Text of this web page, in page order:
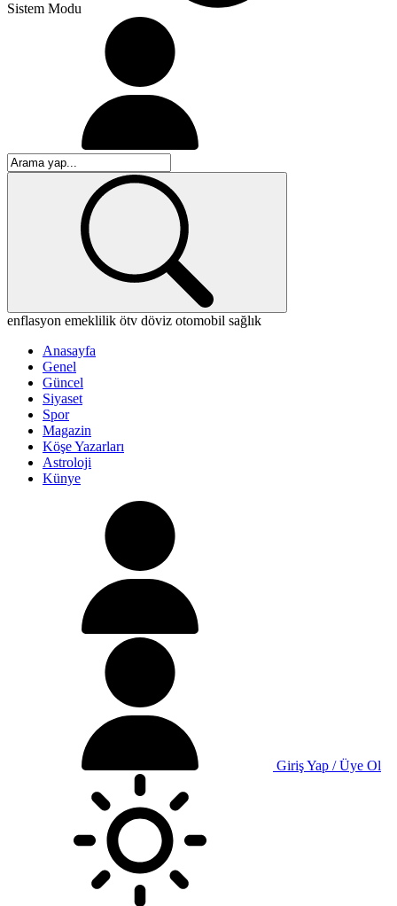
Sistem Modu
enflasyon emeklilik ötv döviz otomobil sağlık
Anasayfa
Genel
Güncel
Siyaset
Spor
Magazin
Köşe Yazarları
Astroloji
Künye
Giriş Yap / Üye Ol